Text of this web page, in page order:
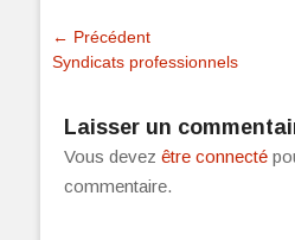
Navigation
de
← Précédent
Article
Syndicats professionnels
Laisser un
Vous devez être connecté
commentaire.